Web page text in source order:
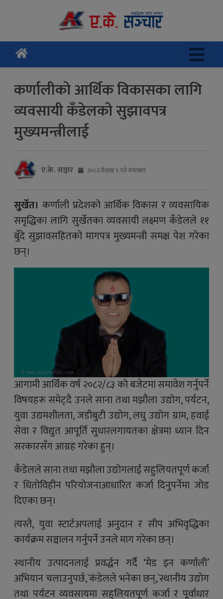
कर्णालीको आर्थिक विकासका लागि
व्यवसायी कँडेलको सुझावपत्र
मुख्यमन्त्रीलाई
ए.के. सञ्चार २०८२ वैशाख ९ गते मंगलबार
सुुर्खेत।कर्णाली प्रदेशको आर्थिक विकास र व्यवसायिक
समृद्धिका लागि सुर्खेतका व्यवसायी लक्ष्मण कँडेलले ११
बुँदे सुझावसहितको मागपत्र मुख्यमन्त्री समक्ष पेश गरेका
छन्।
आगामी आर्थिक वर्ष २०८२/८३ को बजेटमा समावेश गर्नुपर्ने
विषयहरू समेट्दै उनले साना तथा मझौला उद्योग, पर्यटन,
युवा उद्यमशीलता, जडीबुटी उद्योग, लघु उद्योग ग्राम, हवाई
सेवा र विद्युत आपूर्ति सुधारलगायतका क्षेत्रमा ध्यान दिन
सरकारसँग आग्रह गरेका हुन्।
कँडेलले साना तथा मझौला उद्योगलाई सहुलियतपूर्ण कर्जा
र धितोविहीन परियोजनाआधारित कर्जा दिनुपर्नेमा जोड
दिएका छन्।
त्यस्तै, युवा स्टार्टअपलाई अनुदान र सीप अभिवृद्धिका
कार्यक्रम सञ्चालन गर्नुपर्ने उनले माग गरेका छन्।
स्थानीय उत्पादनलाई प्रवर्द्धन गर्दै ‘मेड इन कर्णाली’
अभियान चलाउनुपर्छ,`कंडेलले भनेका छन्,`स्थानीय उद्योग
तथा पर्यटन व्यवसायमा सहुलियतपूर्ण कर्जा र पूर्वाधार